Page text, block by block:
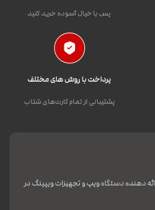
پس با خیال آسوده خرید کنید
پرداخت با روش های مختلف
پشتیبانی از تمام کارت‌های شتاب
دهنده دستگاه ویپ و تجهیزات ویپینگ در